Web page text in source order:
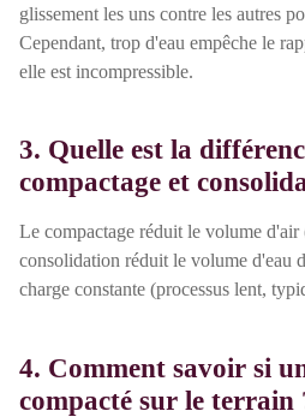
glissement les uns contre les autres
Cependant, trop d'eau empêche le
elle est incompressible.
3. Quelle est la
compactage et
Le compactage réduit le volume d'air
consolidation réduit le volume d'eau
charge constante (processus lent,
4. Comment savoir si
compacté sur le terrain